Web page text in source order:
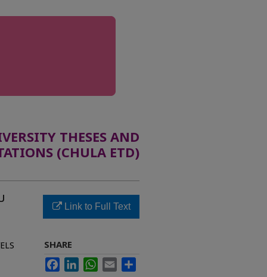
THESES AND
(CHULA ETD)
Link to Full Text
SHARE
FacebookLinkedInWhatsApp
Email